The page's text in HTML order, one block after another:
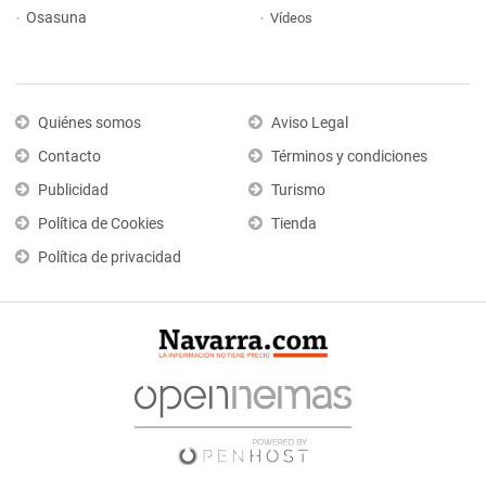
Osasuna
Vídeos
Quiénes somos
Contacto
Publicidad
Política de Cookies
Política de privacidad
Aviso Legal
Términos y condiciones
Turismo
Tienda